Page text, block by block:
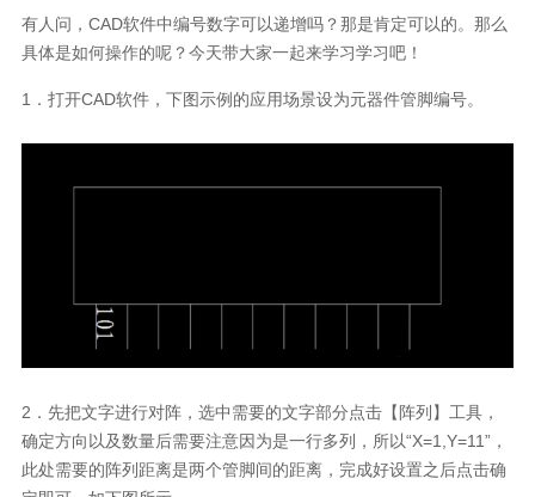
有人问， CAD软件中编号数字可以递增吗？那是肯定可以的。那么
具体是如何操作的呢？今天带大家一起来学习学习吧！
1 ．打开CAD软件，下图示例的应用场景设为元器件管脚编号。
2 ．先把文字进行对阵，选中需要的文字部分点击【阵列】工具，
确定方向以及数量后需要注意因为是一行多列，所以“X=1,Y=11”，
此处需要的阵列距离是两个管脚间的距离，完成好设置之后点击确